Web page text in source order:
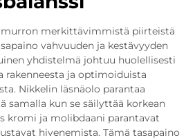
merkittävimmistä piirteistä
vahvuuden ja kestävyyden
yhdistelmä johtuu huolellisesti
rakenneesta ja optimoiduista
Nikkelin läsnäolo parantaa
samalla kun se säilyttää korkean
kromi ja molibdaani parantavat
hivenemista. Tämä tasapaino